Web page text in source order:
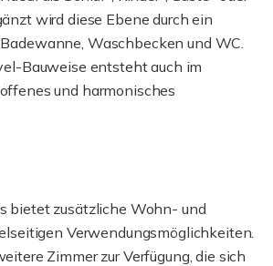
wird diese Ebene durch ein
Waschbecken und WC.
Bauweise entsteht auch im
und harmonisches
bietet zusätzliche Wohn- und
Verwendungsmöglichkeiten.
Zimmer zur Verfügung, die sich